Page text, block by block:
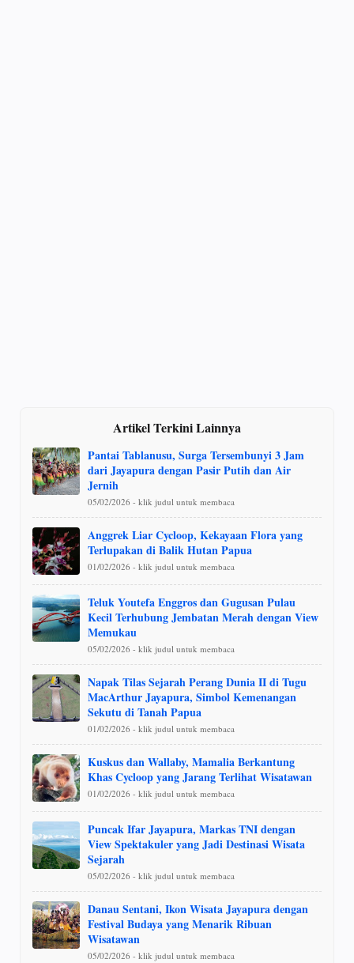
Artikel Terkini Lainnya
Pantai Tablanusu, Surga Tersembunyi 3 Jam
dari Jayapura dengan Pasir Putih dan Air
Jernih
05/02/2026 - klik judul untuk membaca
Anggrek Liar Cycloop, Kekayaan Flora yang
Terlupakan di Balik Hutan Papua
01/02/2026 - klik judul untuk membaca
Teluk Youtefa Enggros dan Gugusan Pulau
Kecil Terhubung Jembatan Merah dengan View
Memukau
05/02/2026 - klik judul untuk membaca
Napak Tilas Sejarah Perang Dunia II di Tugu
MacArthur Jayapura, Simbol Kemenangan
Sekutu di Tanah Papua
01/02/2026 - klik judul untuk membaca
Kuskus dan Wallaby, Mamalia Berkantung
Khas Cycloop yang Jarang Terlihat Wisatawan
01/02/2026 - klik judul untuk membaca
Puncak Ifar Jayapura, Markas TNI dengan
View Spektakuler yang Jadi Destinasi Wisata
Sejarah
05/02/2026 - klik judul untuk membaca
Danau Sentani, Ikon Wisata Jayapura dengan
Festival Budaya yang Menarik Ribuan
Wisatawan
05/02/2026 - klik judul untuk membaca